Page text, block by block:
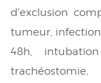
d'exclusion
tumeur,
48h,